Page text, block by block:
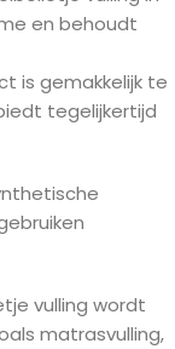
en behoudt
is gemakkelijk te
tegelijkertijd
vulling wordt
matrasvulling,